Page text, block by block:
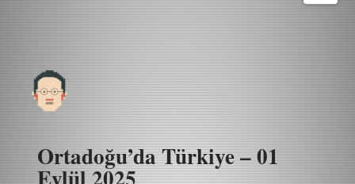
Ortadoğu’da Türkiye – 01
Eylül 2025